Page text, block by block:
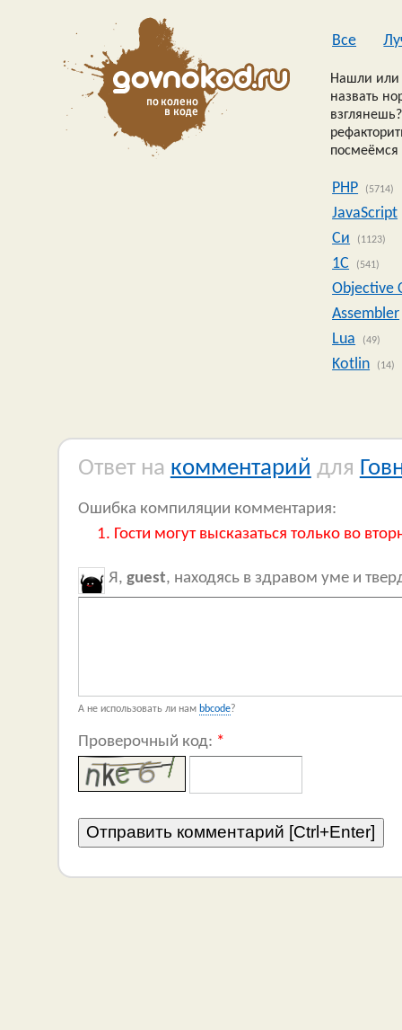
Все
Нашли или
назвать
посмеёмся
PHP (5714)
JavaScript
Си
(1123)
1C (541)
Objective
Assembler
Lua
(49)
Kotlin (14)
Ответ на комментарий для
Ошибка компиляции комментария:
Гости могут высказаться только во
Я, guest, находясь в здравом уме и
А не использовать ли нам bbcode?
Проверочный код: *